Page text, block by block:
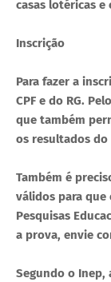
casas lotéricas e
Inscrição
Para fazer a
CPF e do RG.
que também
os resultados
Também é
válidos para
Pesquisas
a prova, envie
Segundo o Inep,